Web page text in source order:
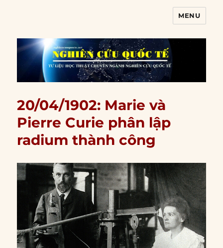
MENU
20/04/1902: Marie và
Pierre Curie phân lập
radium thành công